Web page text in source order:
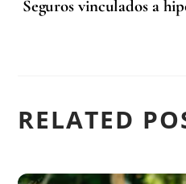
Seguros vinculados a
RELATED